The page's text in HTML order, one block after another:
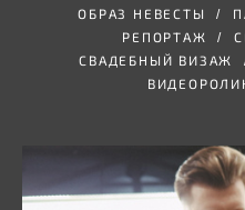
ОБРАЗ НЕВЕСТЫ
РЕПОРТАЖ
СВАДЕБНЫЙ ВИЗАЖ